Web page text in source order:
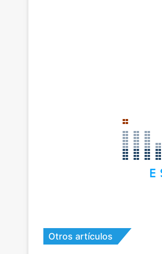
Otros artículos